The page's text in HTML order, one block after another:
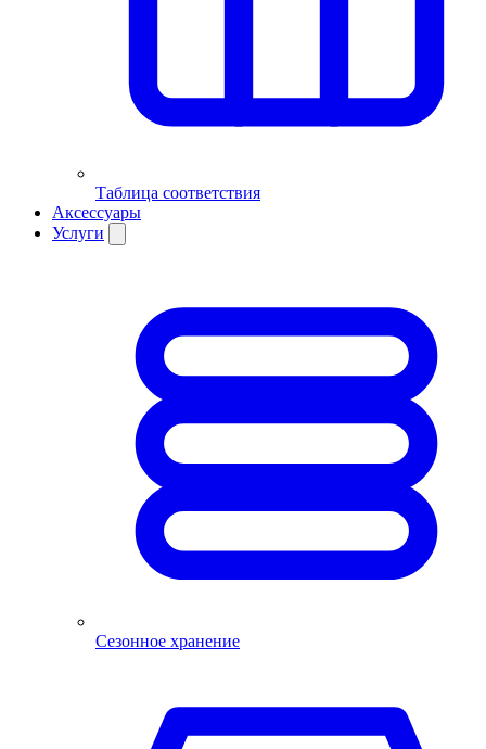
Таблица соответствия
Аксессуары
Услуги
Сезонное хранение